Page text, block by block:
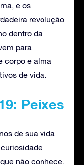
e os
revolução
dentro da
para
corpo e alma
de vida.
Peixes
de sua vida
não conhece.